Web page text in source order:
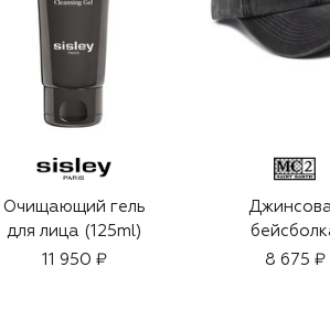
Очищающий гель
для лица (125ml)
11 950 ₽
8 675 ₽